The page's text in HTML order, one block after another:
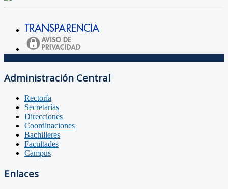
Administración Central
Rectoría
Secretarías
Direcciones
Coordinaciones
Bachilleres
Facultades
Campus
Enlaces